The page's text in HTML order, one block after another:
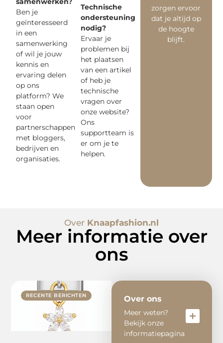
Ben je
geïnteresseerd
in een
samenwerking
of wil je jouw
kennis en
ervaring delen
op ons
platform? We
staan open
voor
partnerschappen
met bloggers,
bedrijven en
organisaties.
zorgen ervoor
dat je altijd op
de hoogte
blijft.
Technische
ondersteuning
nodig?
Ervaar je
problemen bij
het plaatsen
van een artikel
of heb je
technische
vragen over
onze website?
Ons
supportteam is
er om je te
helpen.
Over Knaapfashion.nl
Meer informatie over
ons
RECENTE BERICHTEN Over ons
Meer weten?
Bekijk onze
informatiepagina